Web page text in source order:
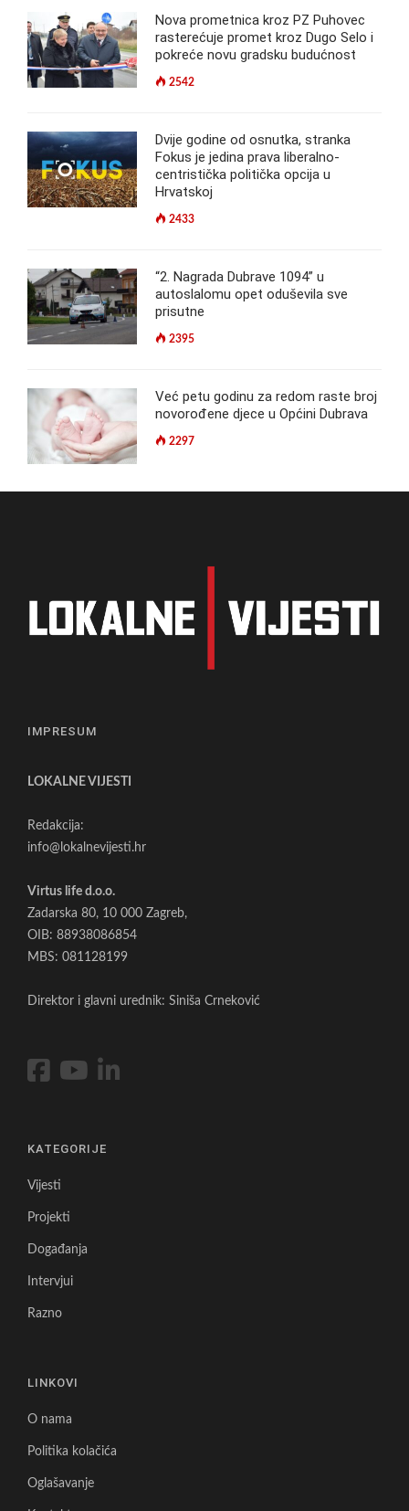
Nova prometnica kroz PZ Puhovec
rasterećuje promet kroz Dugo Selo i
pokreće novu gradsku budućnost
2542
Dvije godine od osnutka, stranka
Fokus je jedina prava liberalno-
centristička politička opcija u
Hrvatskoj
2433
“2. Nagrada Dubrave 1094” u
autoslalomu opet oduševila sve
prisutne
2395
Već petu godinu za redom raste broj
novorođene djece u Općini Dubrava
2297
IMPRESUM
LOKALNE VIJESTI
Redakcija:
info@lokalnevijesti.hr
Virtus life d.o.o.
Zadarska 80, 10 000 Zagreb,
OIB: 88938086854
MBS: 081128199
Direktor i glavni urednik: Siniša Crneković
KATEGORIJE
Vijesti
Projekti
Događanja
Intervjui
Razno
LINKOVI
O nama
Politika kolačića
Oglašavanje